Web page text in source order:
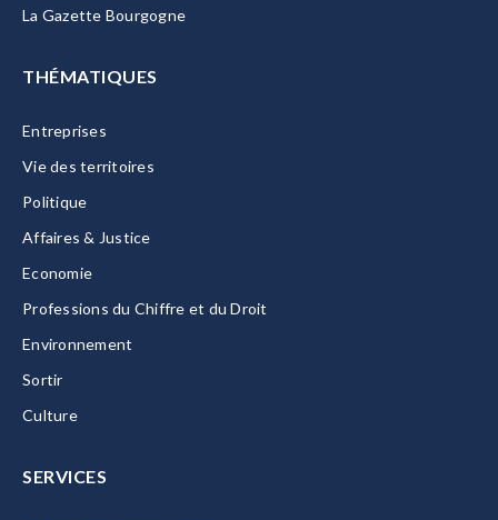
La Gazette Bourgogne
THÉMATIQUES
Entreprises
Vie des territoires
Politique
Affaires & Justice
Economie
Professions du Chiffre et du Droit
Environnement
Sortir
Culture
SERVICES